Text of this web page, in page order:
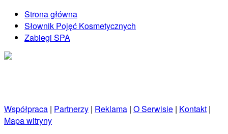
Strona główna
Słownik Pojęć Kosmetycznych
Zabiegi SPA
Współpraca | Partnerzy | Reklama | O Serwisie | Kontakt |
Mapa witryny